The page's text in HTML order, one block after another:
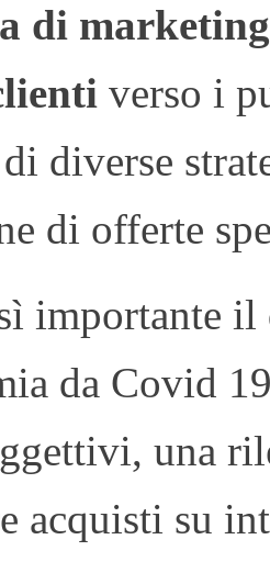
di marketing
verso i
diverse
di offerte
importante
da Covid
una
acquisti su